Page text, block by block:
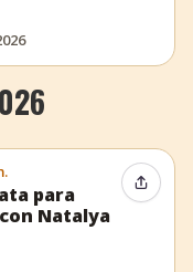
para
Natalya